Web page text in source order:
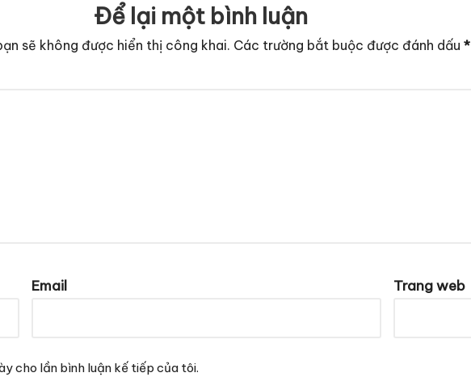
Để lại một bình luận
sẽ không được hiển thị công khai. Các trường bắt buộc được đánh dấu *
Email Trang web
cho lần bình luận kế tiếp của tôi.